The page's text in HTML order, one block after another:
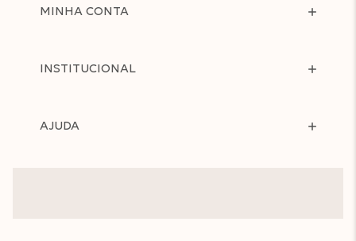
MINHA CONTA
INSTITUCIONAL
AJUDA